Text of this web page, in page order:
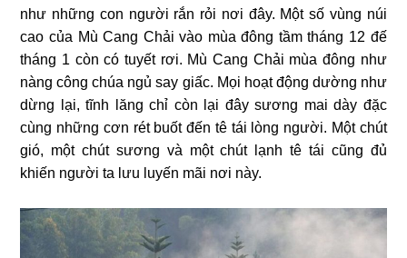
như những con người rắn rỏi nơi đây. Một số vùng núi
cao của Mù Cang Chải vào mùa đông tầm tháng 12 đế
tháng 1 còn có tuyết rơi. Mù Cang Chải mùa đông như
nàng công chúa ngủ say giấc. Mọi hoạt động dường như
dừng lại, tĩnh lăng chỉ còn lại đây sương mai dày đặc
cùng những cơn rét buốt đến tê tái lòng người. Một chút
gió, một chút sương và một chút lạnh tê tái cũng đủ
khiến người ta lưu luyến mãi nơi này.